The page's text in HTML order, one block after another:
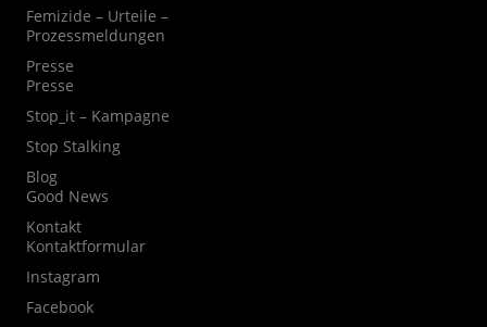
Femizide – Urteile –
Prozessmeldungen
Presse
Presse
Stop_it – Kampagne
Stop Stalking
Blog
Good News
Kontakt
Kontaktformular
Instagram
Facebook